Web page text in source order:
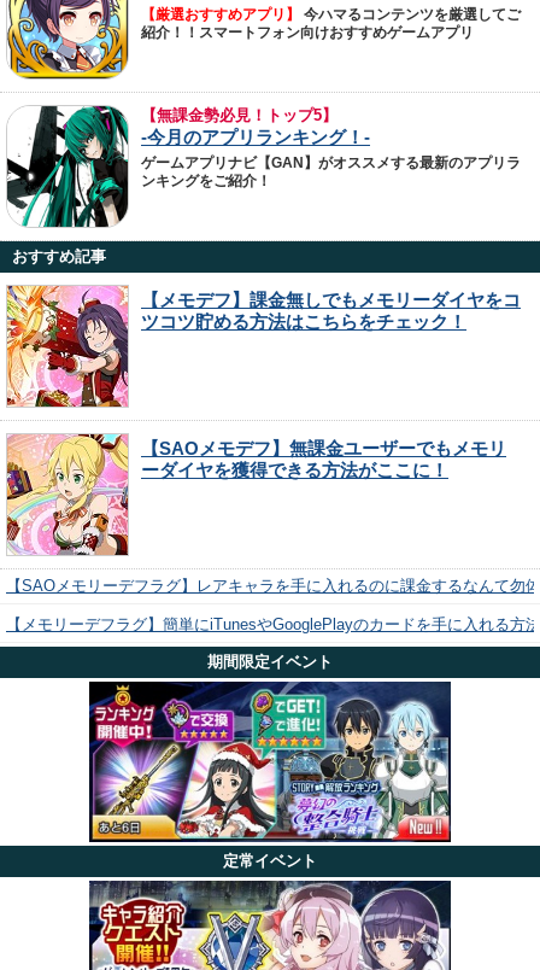
【厳選おすすめアプリ】
今ハマるコンテンツを厳選してご
紹介！！スマートフォン向けおすすめゲームアプリ
【無課金勢必見！トップ5】
-今月のアプリランキング！-
ゲームアプリナビ【GAN】がオススメする最新のアプリラ
ンキングをご紹介！
おすすめ記事
【メモデフ】課金無しでもメモリーダイヤをコ
ツコツ貯める方法はこちらをチェック！
【SAOメモデフ】無課金ユーザーでもメモリ
ーダイヤを獲得できる方法がここに！
【SAOメモリーデフラグ】レアキャラを手に入れるのに課金するなんて勿
【メモリーデフラグ】簡単にiTunesやGooglePlayのカードを手に入れる方
期間限定イベント
定常イベント